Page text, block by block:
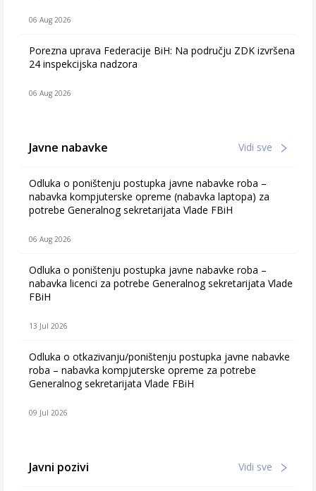
06 Aug 2026
Porezna uprava Federacije BiH: Na području ZDK izvršena
24 inspekcijska nadzora
06 Aug 2026
Javne nabavke Vidi sve
Odluka o poništenju postupka javne nabavke roba –
nabavka kompjuterske opreme (nabavka laptopa) za
potrebe Generalnog sekretarijata Vlade FBiH
06 Aug 2026
Odluka o poništenju postupka javne nabavke roba –
nabavka licenci za potrebe Generalnog sekretarijata Vlade
FBiH
13 Jul 2026
Odluka o otkazivanju/poništenju postupka javne nabavke
roba – nabavka kompjuterske opreme za potrebe
Generalnog sekretarijata Vlade FBiH
09 Jul 2026
Javni pozivi Vidi sve